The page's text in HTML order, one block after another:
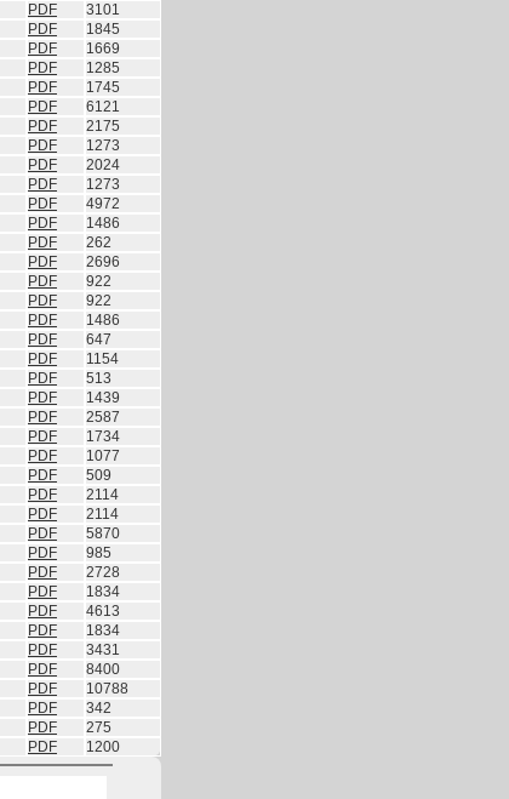
PDF
3101
PDF
1845
PDF
1669
PDF
1285
PDF
1745
PDF
6121
PDF
2175
PDF
1273
PDF
2024
PDF
1273
PDF
4972
PDF
1486
PDF
262
PDF
2696
PDF
922
PDF
922
PDF
1486
PDF
647
PDF
1154
PDF
513
PDF
1439
PDF
2587
PDF
1734
PDF
1077
PDF
509
PDF
2114
PDF
2114
PDF
5870
PDF
985
PDF
2728
PDF
1834
PDF
4613
PDF
1834
PDF
3431
PDF
8400
PDF
10788
PDF
342
PDF
275
PDF 1200